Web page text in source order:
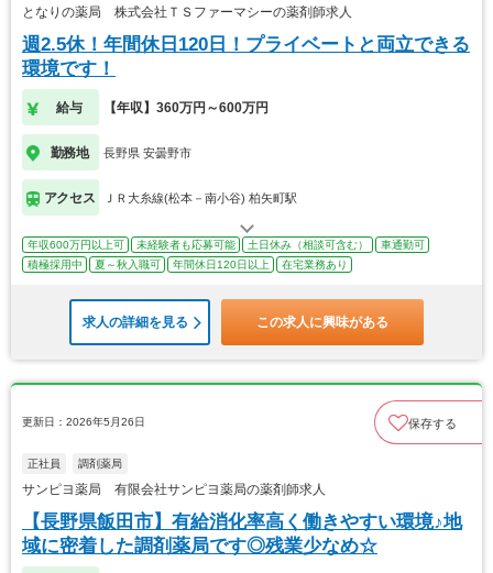
となりの薬局 株式会社ＴＳファーマシーの薬剤師求人
週2.5休！年間休日120日！プライベートと両立できる
環境です！
給与 【年収】360万円～600万円
勤務地 長野県 安曇野市
アクセス ＪＲ大糸線(松本－南小谷) 柏矢町駅
年収600万円以上可 未経験者も応募可能 土日休み（相談可含む）
車通勤可
積極採用中
夏～秋入職可 年間休日120日以上 在宅業務あり
求人の詳細を見る この求人に興味がある
更新日：2026年5月26日 保存する
正社員 調剤薬局
サンピヨ薬局 有限会社サンピヨ薬局の薬剤師求人
【長野県飯田市】有給消化率高く働きやすい環境♪地
域に密着した調剤薬局です◎残業少なめ☆